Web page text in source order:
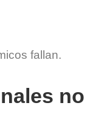
fallan.
no